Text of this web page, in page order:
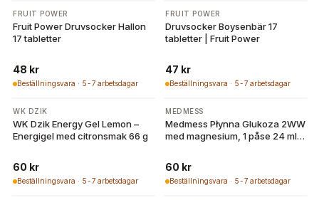
FRUIT POWER
Fruit Power Druvsocker Hallon
17 tabletter
48 kr
Beställningsvara · 5-7 arbetsdagar
FRUIT POWER
Druvsocker Boysenbär 17
tabletter | Fruit Power
47 kr
Beställningsvara · 5-7 arbetsdagar
WK DZIK
WK Dzik Energy Gel Lemon –
Energigel med citronsmak 66 g
60 kr
Beställningsvara · 5-7 arbetsdagar
MEDMESS
Medmess Płynna Glukoza 2WW
med magnesium, 1 påse 24 ml,
60 kr
Beställningsvara · 5-7 arbetsdagar